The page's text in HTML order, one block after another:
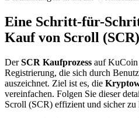
Eine Schritt-für-
Kauf von Scroll
DerSCR Kaufprozess auf KuCoin
Registrierung, die sich durch
auszeichnet. Ziel ist es, die
vereinfachen. Folgen Sie dieser
Scroll (SCR) effizient und sicher zu